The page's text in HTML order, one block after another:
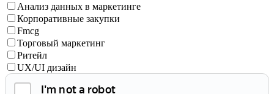
Анализ данных в маркетинге
Корпоративные закупки
Fmcg
Торговый маркетинг
Ритейл
UX/UI дизайн